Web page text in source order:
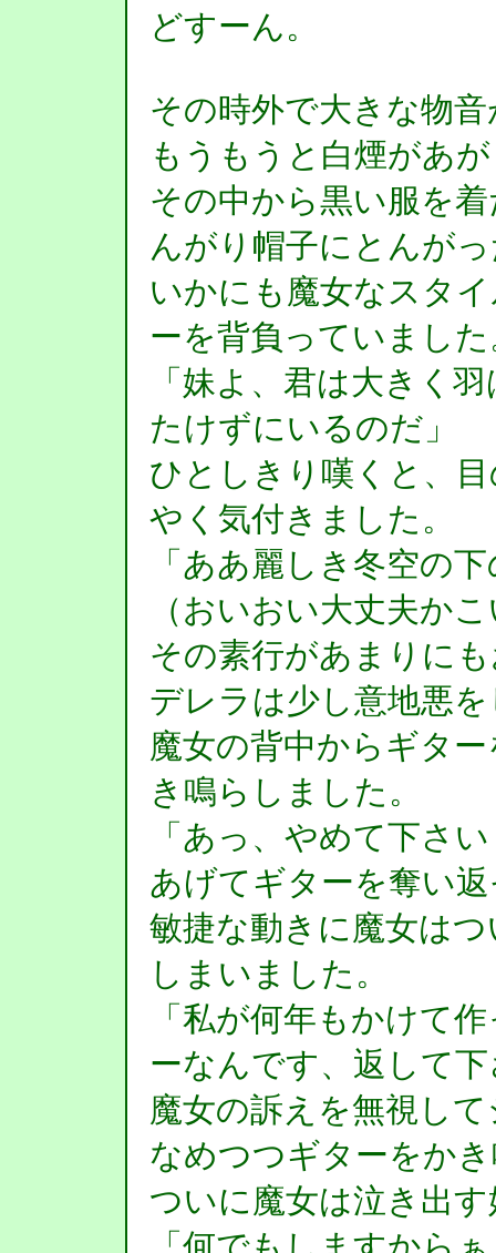
どすーん。
その時外で大きな物
もうもうと白煙があ
その中から黒い服を
んがり帽子にとんが
いかにも魔女なスタ
ーを背負っていました
「妹よ、君は大きく
たけずにいるのだ」
ひとしきり嘆くと、
やく気付きました。
「ああ麗しき冬空の
（おいおい大丈夫か
その素行があまりに
デレラは少し意地悪
魔女の背中からギタ
き鳴らしました。
「あっ、やめて下さ
あげてギターを奪い
敏捷な動きに魔女は
しまいました。
「私が何年もかけて
ーなんです、返して
魔女の訴えを無視し
なめつつギターをか
ついに魔女は泣き出す